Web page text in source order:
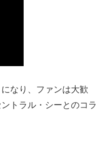
なり、ファンは大歓
トラル・シーとのコラ